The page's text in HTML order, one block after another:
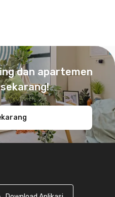
dan apartemen